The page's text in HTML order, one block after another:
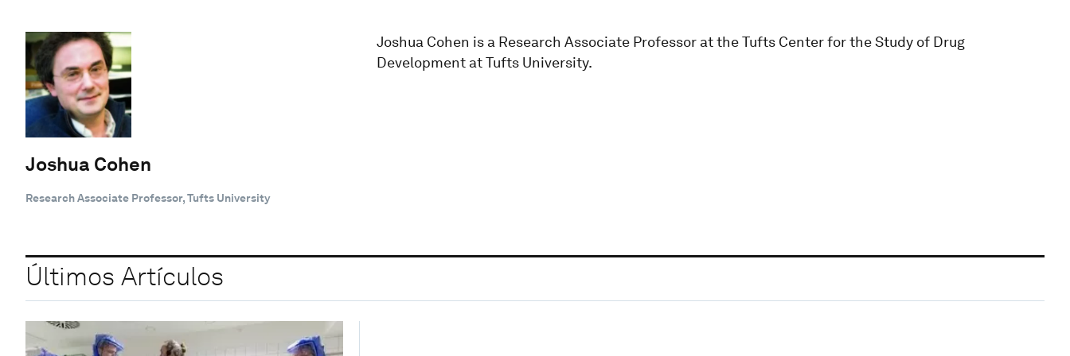
Joshua Cohen
Research Associate Professor, Tufts University
Joshua Cohen is a Research Associate Professor at the Tufts Center for the Study of Drug
Development at Tufts University.
Últimos Artículos